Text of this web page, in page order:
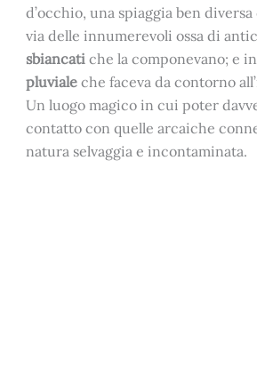
d’occhio, una spiaggia ben
via delle innumerevoli ossa di
sbiancatiche la componevano; e
pluvialeche faceva da contorno
Un luogo magico in cui poter
contatto con quelle arcaiche
natura selvaggia e incontaminata.